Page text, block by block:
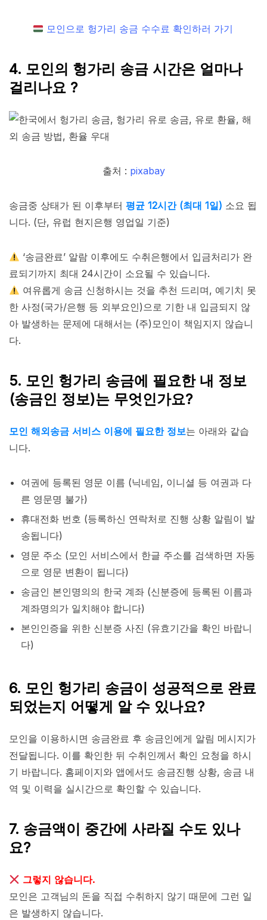
모인으로 헝가리 송금 수수료 확인하러 가기
4. 모인의 헝가리 송금 시간은 얼마나
걸리나요 ?
출처 : pixabay
송금중 상태가 된 이후부터 평균 12시간 (최대 1일) 소요 됩
니다. (단, 유럽 현지은행 영업일 기준)
‘송금완료’ 알람 이후에도 수취은행에서 입금처리가 완
료되기까지 최대 24시간이 소요될 수 있습니다.
여유롭게 송금 신청하시는 것을 추천 드리며, 예기치 못
한 사정(국가/은행 등 외부요인)으로 기한 내 입금되지 않
아 발생하는 문제에 대해서는 (주)모인이 책임지지 않습니
다.
5. 모인 헝가리 송금에 필요한 내 정보
(송금인 정보)는 무엇인가요?
모인 해외송금 서비스 이용에 필요한 정보는 아래와 같습
니다.
여권에 등록된 영문 이름 (닉네임, 이니셜 등 여권과 다
른 영문명 불가)
휴대전화 번호 (등록하신 연락처로 진행 상황 알림이 발
송됩니다)
영문 주소 (모인 서비스에서 한글 주소를 검색하면 자동
으로 영문 변환이 됩니다)
송금인 본인명의의 한국 계좌 (신분증에 등록된 이름과
계좌명의가 일치해야 합니다)
본인인증을 위한 신분증 사진 (유효기간을 확인 바랍니
다)
6. 모인 헝가리 송금이 성공적으로 완료
되었는지 어떻게 알 수 있나요?
모인을 이용하시면 송금완료 후 송금인에게 알림 메시지가
전달됩니다. 이를 확인한 뒤 수취인께서 확인 요청을 하시
기 바랍니다. 홈페이지와 앱에서도 송금진행 상황, 송금 내
역 및 이력을 실시간으로 확인할 수 있습니다.
7. 송금액이 중간에 사라질 수도 있나
요?
그렇지 않습니다.
모인은 고객님의 돈을 직접 수취하지 않기 때문에 그런 일
은 발생하지 않습니다.